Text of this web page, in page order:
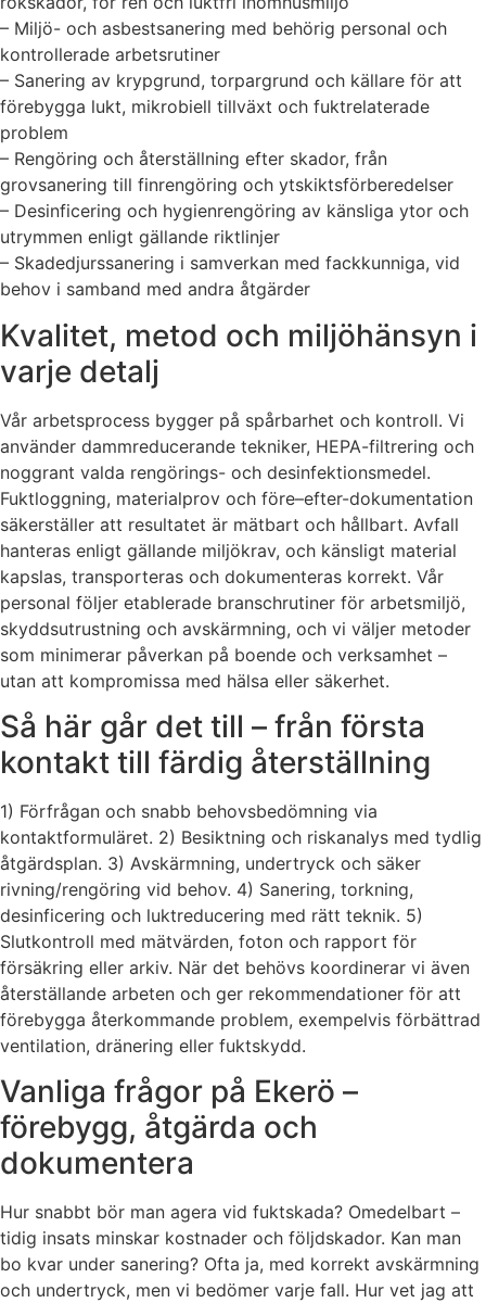
– Miljö- och asbestsanering med behörig personal och
kontrollerade arbetsrutiner
– Sanering av krypgrund, torpargrund och källare för att
förebygga lukt, mikrobiell tillväxt och fuktrelaterade
problem
– Rengöring och återställning efter skador, från
grovsanering till finrengöring och ytskiktsförberedelser
– Desinficering och hygienrengöring av känsliga ytor och
utrymmen enligt gällande riktlinjer
– Skadedjurssanering i samverkan med fackkunniga, vid
behov i samband med andra åtgärder
Kvalitet, metod och miljöhänsyn i
varje detalj
Vår arbetsprocess bygger på spårbarhet och kontroll. Vi
använder dammreducerande tekniker, HEPA-filtrering och
noggrant valda rengörings- och desinfektionsmedel.
Fuktloggning, materialprov och före–efter-dokumentation
säkerställer att resultatet är mätbart och hållbart. Avfall
hanteras enligt gällande miljökrav, och känsligt material
kapslas, transporteras och dokumenteras korrekt. Vår
personal följer etablerade branschrutiner för arbetsmiljö,
skyddsutrustning och avskärmning, och vi väljer metoder
som minimerar påverkan på boende och verksamhet –
utan att kompromissa med hälsa eller säkerhet.
Så här går det till – från första
kontakt till färdig återställning
1) Förfrågan och snabb behovsbedömning via
kontaktformuläret. 2) Besiktning och riskanalys med tydlig
åtgärdsplan. 3) Avskärmning, undertryck och säker
rivning/rengöring vid behov. 4) Sanering, torkning,
desinficering och luktreducering med rätt teknik. 5)
Slutkontroll med mätvärden, foton och rapport för
försäkring eller arkiv. När det behövs koordinerar vi även
återställande arbeten och ger rekommendationer för att
förebygga återkommande problem, exempelvis förbättrad
ventilation, dränering eller fuktskydd.
Vanliga frågor på Ekerö –
förebygg, åtgärda och
dokumentera
Hur snabbt bör man agera vid fuktskada? Omedelbart –
tidig insats minskar kostnader och följdskador. Kan man
bo kvar under sanering? Ofta ja, med korrekt avskärmning
och undertryck, men vi bedömer varje fall. Hur vet jag att